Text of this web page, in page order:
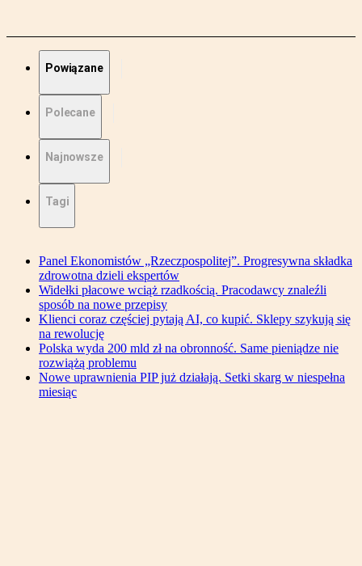
Powiązane
Polecane
Najnowsze
Tagi
Panel Ekonomistów „Rzeczpospolitej”. Progresywna składka
zdrowotna dzieli ekspertów
Widełki płacowe wciąż rzadkością. Pracodawcy znaleźli
sposób na nowe przepisy
Klienci coraz częściej pytają AI, co kupić. Sklepy szykują się
na rewolucję
Polska wyda 200 mld zł na obronność. Same pieniądze nie
rozwiążą problemu
Nowe uprawnienia PIP już działają. Setki skarg w niespełna
miesiąc